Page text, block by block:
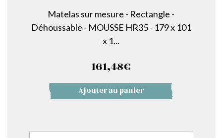
Matelas sur mesure - Rectangle -
Déhoussable - MOUSSE HR35 - 179 x 101
x 1...
161,48€
Ajouter au panier